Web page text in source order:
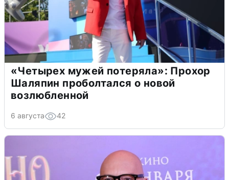
«Четырех мужей потеряла»: Прохор
Шаляпин проболтался о новой
возлюбленной
6 августа 42